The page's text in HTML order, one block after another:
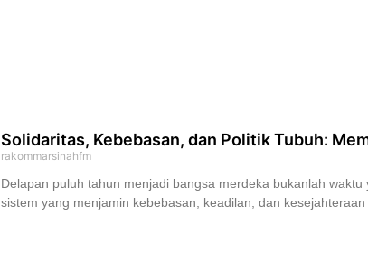
Solidaritas, Kebebasan, dan Politik Tubuh:
rakommarsinahfm
Delapan puluh tahun menjadi bangsa merdeka bukanlah
sistem yang menjamin kebebasan, keadilan, dan